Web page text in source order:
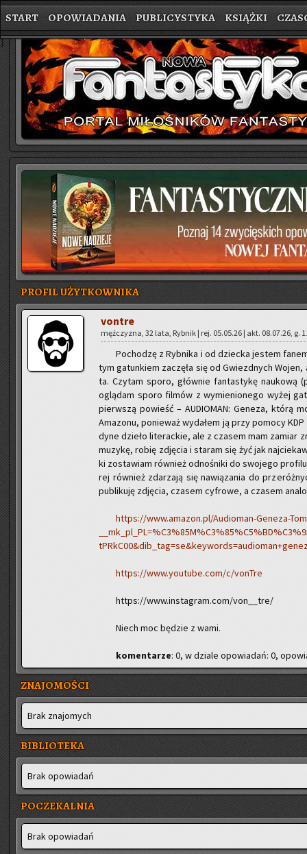
START OPOWIADANIA PUBLICYSTYKA KSIĄŻKI
}
PROFIL UŻYTKOWNIKA
von­tre
męż­czy­zna, 32 lata, Ryb­nik | rej. 05.05.26 | akt. 08.07.26, g.
Po­cho­dzę z Ryb­ni­ka i od dziec­ka je­stem
tym ga­tun­kiem za­czę­ła się od Gwiezd­nych
ta. Czy­tam sporo, głów­nie fan­ta­sty­kę na­uko­wą
oglą­dam sporo fil­mów z wy­mie­nio­ne­go wyżej
pierw­szą po­wieść – AU­DIO­MAN: Ge­ne­za, którą
Ama­zo­nu, po­nie­waż wy­da­łem ją przy po­mo­cy
dy­ne dzie­ło li­te­rac­kie, ale z cza­sem mam
mu­zy­kę, robię zdję­cia i sta­ram się żyć jak
ki zo­sta­wiam rów­nież od­no­śni­ki do swo­je­go
rej rów­nież zda­rza­ją się na­wią­za­nia do
pu­bli­ku­ję zdję­cia, cza­sem cy­fro­we, a cza­sem
https://www.amazon.pl/Audioman-Geneza-
https://www.youtube.com/c/vonTre
https://www.instagram.com/von__tre/
Niech moc bę­dzie z wami.
ko­men­ta­rze: 0, w dzia­le opo­wia­dań: 0,
ZNAJOMOŚCI
Brak zna­jo­mych
BIBLIOTEKA
Brak opo­wia­dań
POCZEKALNIA
Brak opo­wia­dań